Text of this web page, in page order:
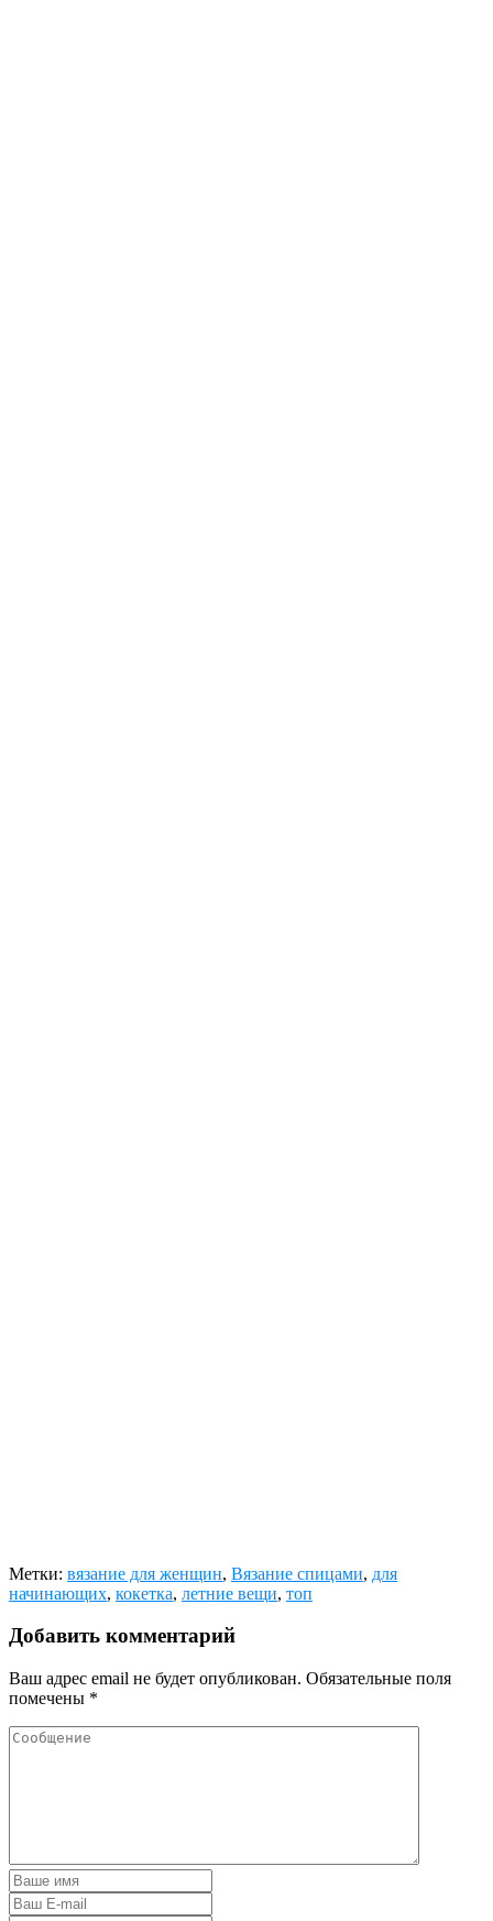
Метки: вязание для женщин, Вязание спицами, для
начинающих, кокетка, летние вещи, топ
Добавить комментарий
Ваш адрес email не будет опубликован. Обязательные поля
помечены *